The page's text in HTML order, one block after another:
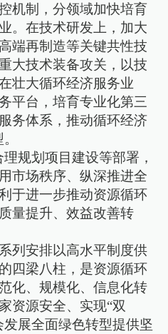
机制，分领域加快培育
。在技术研发上，加大
端再制造等关键共性技
大技术装备攻关，以技
壮大循环经济服务业
平台，培育专业化第三
务体系，推动循环经济
规划项目建设等部署，
市场秩序、纵深推进全
于进一步推动资源循环
量提升、效益改善转
列安排以高水平制度供
四梁八柱，是资源循环
化、规模化、信息化转
资源安全、实现“双
展全面绿色转型提供坚